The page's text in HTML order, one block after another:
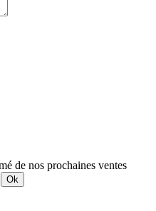
de nos prochaines ventes
Ok